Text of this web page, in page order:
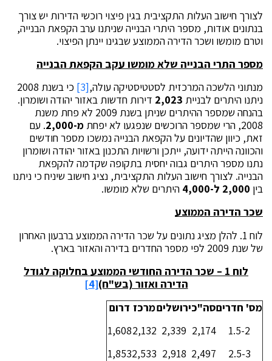
לצורך חישוב העלות התקציבית בגין פיצוי רוכשי הדירות יש צורך
בנתונים אודות, מספר היתרי הבנייה שניתנו ערב הקפאת הבנייה,
וטרם מומשו ושכר הדירה הממוצע שבגינו יינתן הפיצוי.
מספר התרי הבנייה שלא מומשו עקב הקפאת הבנייה
מנתוני הלשכה המרכזית לסטטיסטיקה עולה,[3]
כי בשנת 2008
ניתנו היתרים לבניית 2,023דירות חדשות באזור יהודה ושומרון.
בהנחה שמספר ההיתרים שניתן בשנת 2009 לא פחת משנת
2008, הרי שמספר הרוכשים שנפגעו לא יפחת
מ-2,000
. עם
זאת, כיוון שהדיונים על הקפאת הבנייה נמשכו מספר חודשים
והכוונה הייתה ידועה, ייתכן ורשויות התכנון באזור יהודה ושומרון
נתנו מספר היתרים גבוה יחסית בתקופה שקדמה להקפאת
הבנייה. לצורך חישוב העלות התקציבית, נציג חישוב שיניח כי ניתנו
בין 2,000 ל-4,000
היתרים שלא מומשו.
שכר הדירה הממוצע
לוח 1. להלן מציג נתונים על שכר הדירה הממוצע ברבעון האחרון
של שנת 2009 לפי מספר החדרים בדירה והאזור בארץ.
לוח 1 – שכר הדירה החודשי הממוצע בחלוקה לגודל
הדירה ואזור (בש"ח)[4]
מס' חדריםסה"כירושליםמרכז דרום
1.5-2
2,174
2,339
2,132
1,608
2.5-3
2,497
2,918
2,533
1,853